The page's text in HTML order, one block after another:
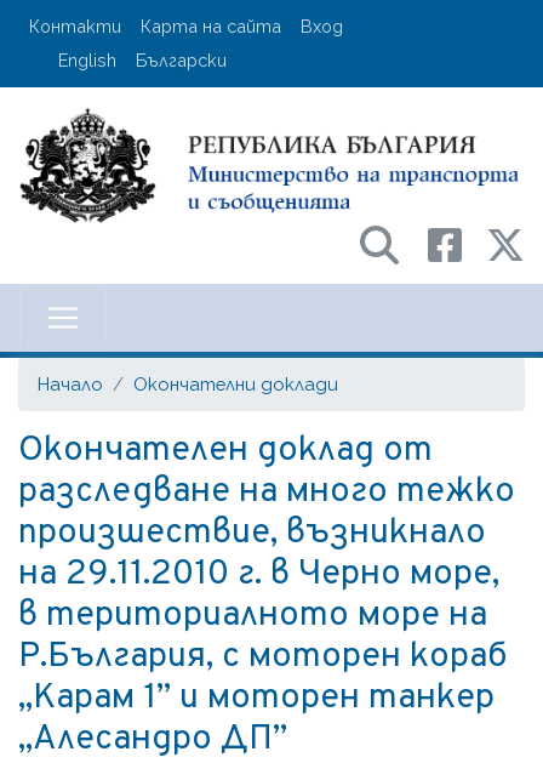
Премини
User account menu
Контакти Карта на сайта
Вход
English
Български
на транспорта
Начало Окончателни доклади
Окончателен доклад от
разследване на много тежко
произшествие, възникнало
на 29.11.2010 г. в Черно море,
в териториалното море на
Р.България, с моторен кораб
„Карам 1” и моторен танкер
„Алесандро ДП”